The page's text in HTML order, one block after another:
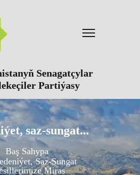
Senagatçylar
Partiýasy
saz-sungat...
Baş Sahypa
Saz-Sungat
Miras